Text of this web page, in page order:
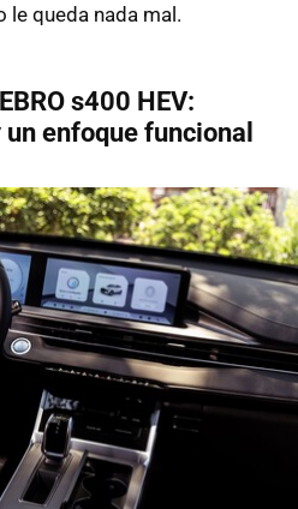
le queda nada mal.
s400 HEV:
enfoque funcional